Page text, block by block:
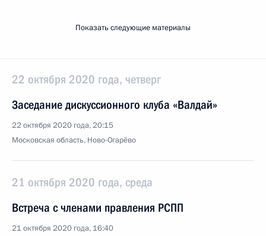
Показать следующие материалы
22 октября 2020 года, четверг
Заседание дискуссионного клуба «Валдай»
22 октября 2020 года, 20:15
Московская область, Ново-Огарёво
21 октября 2020 года, среда
Встреча с членами правления РСПП
21 октября 2020 года, 16:40